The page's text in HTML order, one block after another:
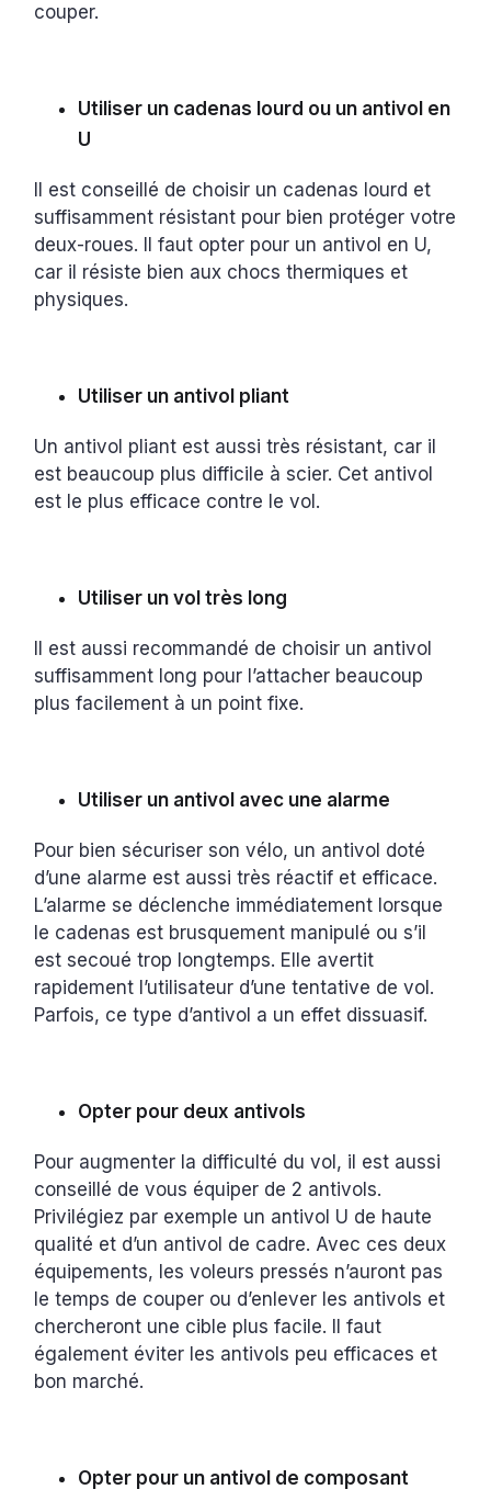
couper.
Utiliser un cadenas lourd ou un antivol en
U
Il est conseillé de choisir un cadenas lourd et
suffisamment résistant pour bien protéger votre
deux-roues. Il faut opter pour un antivol en U,
car il résiste bien aux chocs thermiques et
physiques.
Utiliser un antivol pliant
Un antivol pliant est aussi très résistant, car il
est beaucoup plus difficile à scier. Cet antivol
est le plus efficace contre le vol.
Utiliser un vol très long
Il est aussi recommandé de choisir un antivol
suffisamment long pour l’attacher beaucoup
plus facilement à un point fixe.
Utiliser un antivol avec une alarme
Pour bien sécuriser son vélo, un antivol doté
d’une alarme est aussi très réactif et efficace.
L’alarme se déclenche immédiatement lorsque
le cadenas est brusquement manipulé ou s’il
est secoué trop longtemps. Elle avertit
rapidement l’utilisateur d’une tentative de vol.
Parfois, ce type d’antivol a un effet dissuasif.
Opter pour deux antivols
Pour augmenter la difficulté du vol, il est aussi
conseillé de vous équiper de 2 antivols.
Privilégiez par exemple un antivol U de haute
qualité et d’un antivol de cadre. Avec ces deux
équipements, les voleurs pressés n’auront pas
le temps de couper ou d’enlever les antivols et
chercheront une cible plus facile. Il faut
également éviter les antivols peu efficaces et
bon marché.
Opter pour un antivol de composant